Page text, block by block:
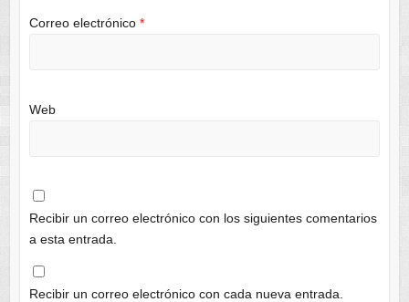
Correo electrónico *
Web
Recibir un correo electrónico con los siguientes comentarios
a esta entrada.
Recibir un correo electrónico con cada nueva entrada.